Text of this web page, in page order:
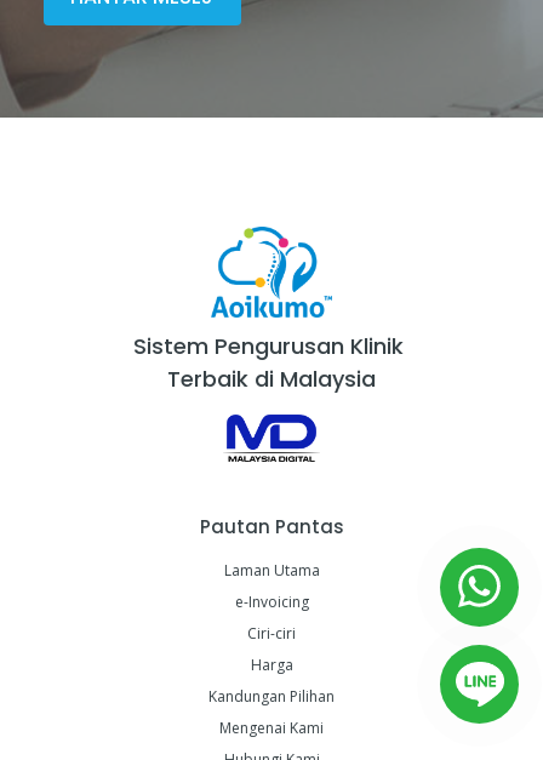
Sistem Pengurusan Klinik
Terbaik di Malaysia
Pautan Pantas
Laman Utama
e-Invoicing
Ciri-ciri
Harga
Kandungan Pilihan
Mengenai Kami